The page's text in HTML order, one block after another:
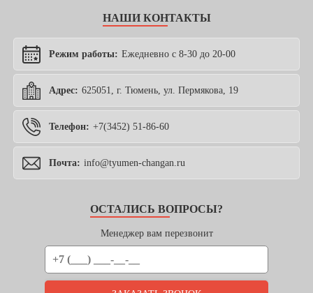
НАШИ КОНТАКТЫ
Режим работы: Ежедневно с 8-30 до 20-00
Адрес: 625051, г. Тюмень, ул. Пермякова, 19
Телефон: +7(3452) 51-86-60
Почта: info@tyumen-changan.ru
ОСТАЛИСЬ ВОПРОСЫ?
Менеджер вам перезвонит